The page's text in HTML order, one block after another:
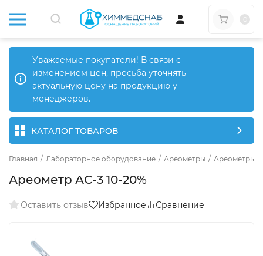
Уважаемые покупатели! В связи с
изменением цен, просьба уточнять
актуальную цену на продукцию у
менеджеров.
КАТАЛОГ ТОВАРОВ
Главная / Лабораторное оборудование / Ареометры / Ареометры
Ареометр АС-3 10-20%
Оставить отзыв Избранное Сравнение